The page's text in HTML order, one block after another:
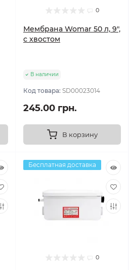
0
Мембрана Womar 50 л, 9",
с хвостом
В наличии
Код товара: SD00023014
245.00 грн.
В корзину
Бесплатная доставка
0